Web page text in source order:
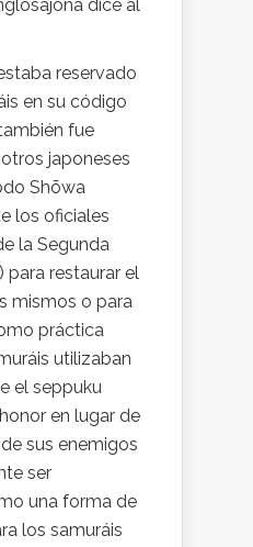
dice al
reservado
en su código
fue
japoneses
Shōwa
los oficiales
la Segunda
para restaurar el
mismos o para
práctica
utilizaban
el seppuku
en lugar de
sus enemigos
ser
una forma de
los samuráis